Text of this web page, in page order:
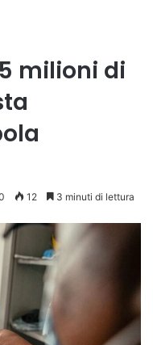
milioni di
12 3 minuti di lettura